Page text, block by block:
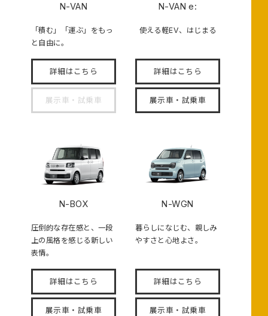
N-VAN
「積む」「運ぶ」をもっ
と自由に。
詳細はこちら
展示車・試乗車
N-VAN e:
使える軽EV、はじまる
詳細はこちら
展示車・試乗車
N-BOX
圧倒的な存在感と、一段
上の風格を感じる新しい
表情。
詳細はこちら
展示車・試乗車
N-WGN
暮らしになじむ、親しみ
やすさと心地よさ。
詳細はこちら
展示車・試乗車